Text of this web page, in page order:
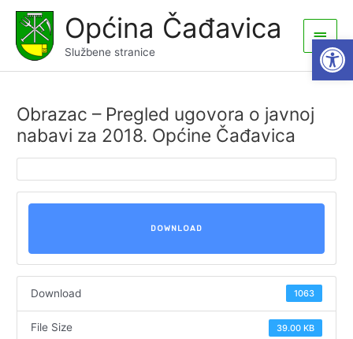
content
Općina Čađavica
Službene stranice
Main
Menu
Obrazac – Pregled ugovora o javnoj
nabavi za 2018. Općine Čađavica
DOWNLOAD
Download 1063
File Size 39.00 KB